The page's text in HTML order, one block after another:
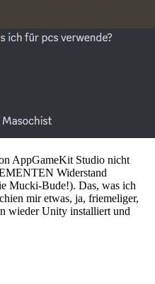
AppGameKit Studio nicht
Widerstand
Mucki-Bude!). Das, was ich
mir etwas, ja, friemeliger,
wieder Unity installiert und